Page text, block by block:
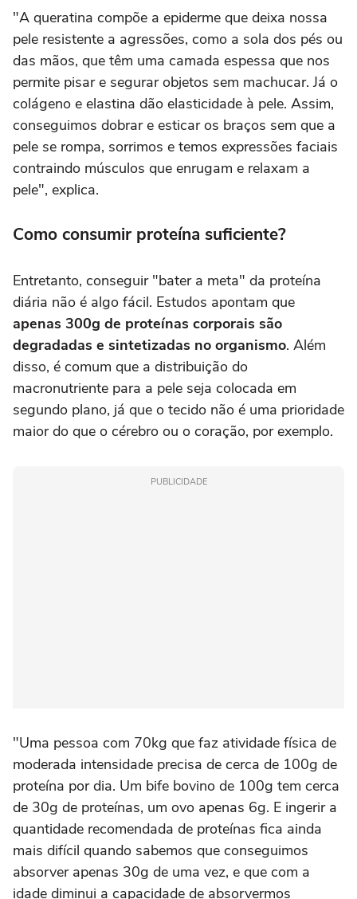
"A queratina compõe a epiderme que deixa nossa
pele resistente a agressões, como a sola dos pés ou
das mãos, que têm uma camada espessa que nos
permite pisar e segurar objetos sem machucar. Já o
colágeno e elastina dão elasticidade à pele. Assim,
conseguimos dobrar e esticar os braços sem que a
pele se rompa, sorrimos e temos expressões faciais
contraindo músculos que enrugam e relaxam a
pele", explica.
Como consumir proteína suficiente?
Entretanto, conseguir "bater a meta" da proteína
diária não é algo fácil. Estudos apontam que
apenas 300g de proteínas corporais são
degradadas e sintetizadas no organismo. Além
disso, é comum que a distribuição do
macronutriente para a pele seja colocada em
segundo plano, já que o tecido não é uma prioridade
maior do que o cérebro ou o coração, por exemplo.
PUBLICIDADE
"Uma pessoa com 70kg que faz atividade física de
moderada intensidade precisa de cerca de 100g de
proteína por dia. Um bife bovino de 100g tem cerca
de 30g de proteínas, um ovo apenas 6g. E ingerir a
quantidade recomendada de proteínas fica ainda
mais difícil quando sabemos que conseguimos
absorver apenas 30g de uma vez, e que com a
idade diminui a capacidade de absorvermos